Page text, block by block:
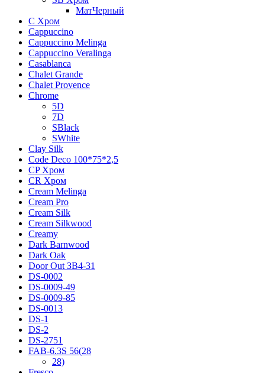
МатЧерный
C Хром
Cappuccino
Cappuccino Melinga
Cappuccino Veralinga
Casablanca
Chalet Grande
Chalet Provence
Chrome
5D
7D
SBlack
SWhite
Clay Silk
Code Deco 100*75*2,5
CP Хром
CR Хром
Cream Melinga
Cream Pro
Cream Silk
Cream Silkwood
Creamy
Dark Barnwood
Dark Oak
Door Out ЗВ4-31
DS-0002
DS-0009-49
DS-0009-85
DS-0013
DS-1
DS-2
DS-2751
FAB-6.3S 56(28
28)